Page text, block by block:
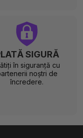
SIGURĂ
în siguranță cu
noștri de
încredere.